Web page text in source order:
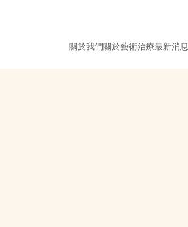
關於我們關於藝術治療最新消息